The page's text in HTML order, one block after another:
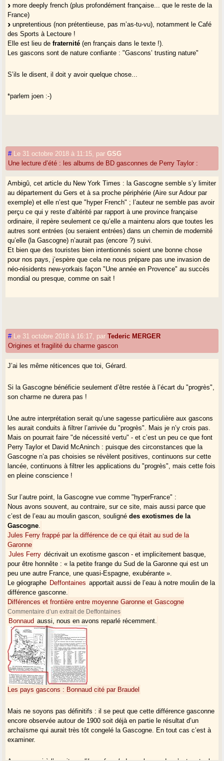
more deeply french (plus profondément française... que le reste de la
France)
unpretentious (non prétentieuse, pas m’as-tu-vu), notamment le Café
des Sports à Lectoure !
Elle est lieu defraternité (en français dans le texte !).
Les gascons sont de nature confiante : "Gascons’ trusting nature"
S’ils le disent, il doit y avoir quelque chose...
*parlem joen :-)
# Le 31 octobre 2018 à 11:15 parGSG
Une lecture d’été : les albums de BD gasconnes de Perry Taylor :
Ambigû, cet article du New York Times : la Gascogne semble s’y limiter
au département du Gers et à sa proche périphérie (Aire sur Adour par
exemple) et elle n’est que "hyper French" ; l’auteur ne semble pas avoir
perçu ce qui y reste d’altérité par rapport à une province française
ordinaire, il repère seulement ce qu’elle a maintenu alors que toutes les
autres sont entrées (ou seraient entrées) dans un chemin de modernité
qu’elle (la Gascogne) n’aurait pas (encore ?) suivi.
Et bien que des touristes bien intentionnés soient une bonne chose
pour nos pays, j’espère que cela ne nous prépare pas une invasion de
néo-résidents new-yorkais façon "Une année en Provence" au succès
mondial ou presque, comme on sait !
# Le 31 octobre 2018 à 16:17 parTederic MERGER
Origines et fragilité du charme gascon
J’ai les même réticences que toi, Gérard.
Si la Gascogne bénéficie seulement d’être restée à l’écart du "progrès",
son charme ne durera pas !
Une autre interprétation serait qu’une sagesse particulière aux gascons
les aurait conduits à filtrer l’arrivée du "progrès". Mais je n’y crois pas.
Mais on pourrait faire "de nécessité vertu" - et c’est un peu ce que font
Perry Taylor et David McAninch : puisque des circonstances que la
Gascogne n’a pas choisies se révèlent positives, continuons sur cette
lancée, continuons à filtrer les applications du "progrès", mais cette fois
en pleine conscience !
Sur l’autre point, la Gascogne vue comme "hyperFrance" :
Nous avons souvent, au contraire, sur ce site, mais aussi parce que
c’est de l’eau au moulin gascon, soulignédes exotismes de la
Gascogne
Jules Ferry frappé par la différence de ce qui était au sud de la
Garonne
Jules Ferry décrivait un exotisme gascon - et implicitement basque,
pour être honnête : « la petite frange du Sud de la Garonne qui est un
peu une autre France, une quasi-Espagne, exubérante ».
Le géographe Deffontaines apportait aussi de l’eau à notre moulin de la
différence gasconne.
Différences et frontière entre moyenne Garonne et Gascogne
Commentaire d’un extrait de Deffontaines
Bonnaud aussi, nous en avons reparlé récemment.
Les pays gascons : Bonnaud cité par Braudel
Mais ne soyons pas définitifs : il se peut que cette différence gasconne
encore observée autour de 1900 soit déjà en partie le résultat d’un
archaïsme qui aurait très tôt congelé la Gascogne. En tout cas c’est à
examiner.